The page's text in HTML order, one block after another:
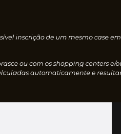
inscrição de um mesmo case
ou com os shopping centers e/
automaticamente e